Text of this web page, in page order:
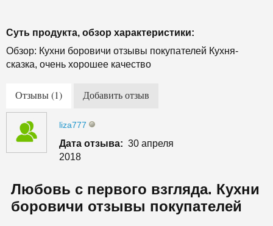
Суть продукта, обзор характеристики:
Обзор: Кухни боровичи отзывы покупателей Кухня-
сказка, очень хорошее качество
Отзывы (1) Добавить отзыв
liza777
Дата отзыва: 30 апреля
2018
Любовь с первого взгляда. Кухни
боровичи отзывы покупателей